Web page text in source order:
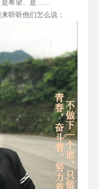
是希望、是……
听听他们怎么说：